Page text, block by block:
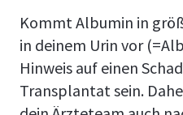
Kommt Albumin in
in deinem Urin vor
Hinweis auf einen
Transplantat sein.